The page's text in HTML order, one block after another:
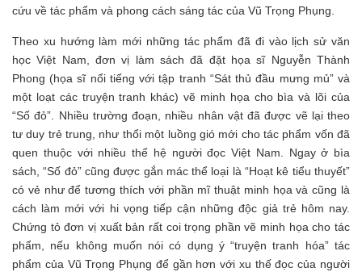
cứu về tác phẩm và phong cách sáng tác của Vũ Trọng Phụng.
Theo xu hướng làm mới những tác phẩm đã đi vào lịch sử văn
học Việt Nam, đơn vị làm sách đã đặt họa sĩ Nguyễn Thành
Phong (họa sĩ nổi tiếng với tập tranh “Sát thủ đầu mưng mủ” và
một loạt các truyện tranh khác) vẽ minh họa cho bìa và lõi của
“Số đỏ”. Nhiều trường đoạn, nhiều nhân vật đã được vẽ lại theo
tư duy trẻ trung, như thổi một luồng gió mới cho tác phẩm vốn đã
quen thuộc với nhiều thế hệ người đọc Việt Nam. Ngay ở bìa
sách, “Số đỏ” cũng được gắn mác thể loại là “Hoạt kê tiểu thuyết”
có vẻ như để tương thích với phần mĩ thuật minh họa và cũng là
cách làm mới với hi vọng tiếp cận những độc giả trẻ hôm nay.
Chứng tỏ đơn vị xuất bản rất coi trọng phần vẽ minh họa cho tác
phẩm, nếu không muốn nói có dụng ý “truyện tranh hóa” tác
phẩm của Vũ Trọng Phụng để gần hơn với xu thế đọc của người